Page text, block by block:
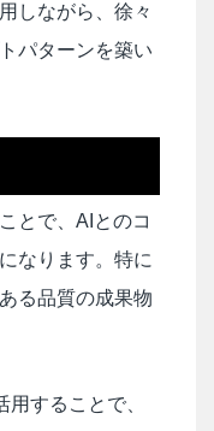
しながら、徐々
パターンを築い
とで、AIとのコ
なります。特に
る品質の成果物
することで、